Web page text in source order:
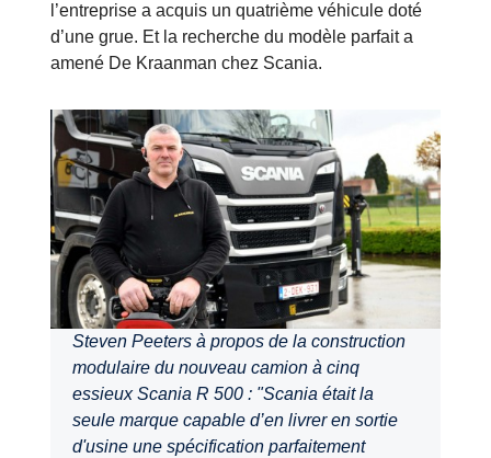
l’entreprise a acquis un quatrième véhicule doté
d’une grue. Et la recherche du modèle parfait a
amené De Kraanman chez Scania.
Steven Peeters à propos de la construction
modulaire du nouveau camion à cinq
essieux Scania R 500 : "Scania était la
seule marque capable d’en livrer en sortie
d'usine une spécification parfaitement